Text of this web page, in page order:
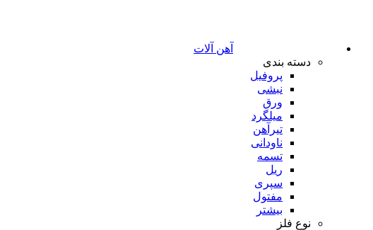
آهن آلات
دسته بندی
پروفیل
نبشی
ورق
میلگرد
تیرآهن
ناودانی
تسمه
ریل
سپری
مفتول
بیشتر
نوع فلز